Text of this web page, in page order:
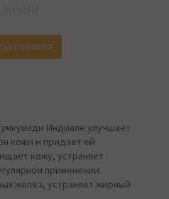
появится
Индиале улучшает
кожи и придает ей
кожу, устраняет
применении
желез, устраняет жирный